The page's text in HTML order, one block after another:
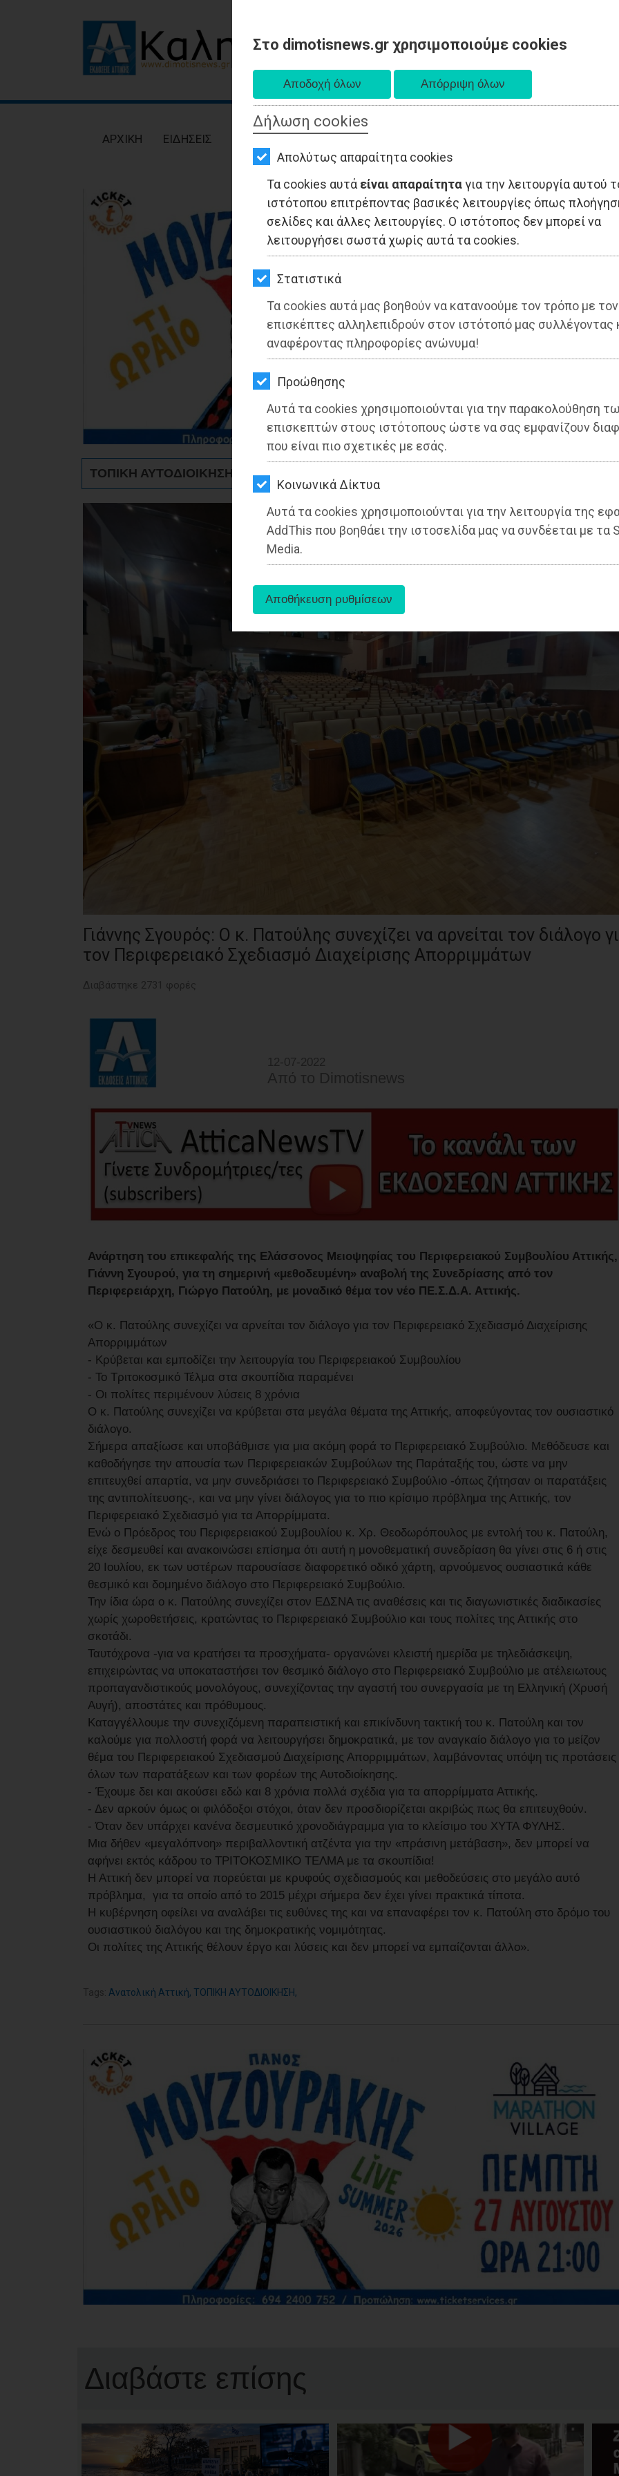
Στο dimotisnews.gr χρησιμοποιούμε cookies
Δήλωση cookies
Απολύτως απαραίτητα cookies
Τα cookies αυτά είναι απαραίτηταγια την λειτουργία αυτού
ιστότοπου επιτρέποντας βασικές λειτουργίες όπως
σελίδες και άλλες λειτουργίες. Ο ιστότοπος δεν μπορεί να
λειτουργήσει σωστά χωρίς αυτά τα cookies.
Στατιστικά
Τα cookies αυτά μας βοηθούν να κατανοούμε τον τρόπο με τον
επισκέπτες αλληλεπιδρούν στον ιστότοπό μας συλλέγοντας
αναφέροντας πληροφορίες ανώνυμα!
Προώθησης
Αυτά τα cookies χρησιμοποιούνται για την παρακολούθηση
επισκεπτών στους ιστότοπους ώστε να σας εμφανίζουν
που είναι πιο σχετικές με εσάς.
Kοινωνικά Δίκτυα
Αυτά τα cookies χρησιμοποιούνται για την λειτουργία της
AddThis που βοηθάει την ιστοσελίδα μας να συνδέεται με τα
Media.
ΕΙΔΗΣΕΙΣ
ΟΙΚΟΝΟΜΙΑ
ΑΘΛΗΤΙΣΜΟΣ
ΕΞΟΔΟΣ
ΠΕΡΙΒΑΛΛΟΝ
ΚΑΤΟΙΚΙΔΙΟ
ΕΦΗΜΕΡΙΔΕΣ
OΔΗΓΟΣ
ΑΠΟΣΤΟΛΗ
AΡΧΙΚΗ ΕΙΔΗΣΕΙΣ
ΤΟΠΙΚΗ ΑΥΤΟΔΙΟΙΚΗΣΗ - Ανατολική Αττική
Γιάννης Σγουρός: Ο κ. Πατούλης συνεχίζει να αρνείται τον διάλογο
τον Περιφερειακό Σχεδιασμό Διαχείρισης Απορριμμάτων
Διαβάστηκε 2731 φορές
12-07-2022
Από τo Dimotisnews
Ανάρτηση του επικεφαλής της Ελάσσονος Μειοψηφίας του Περιφερειακού Συμβουλίου Αττικής,
Γιάννη Σγουρού, για τη σημερινή «μεθοδευμένη» αναβολή της Συνεδρίασης από τον
Περιφερειάρχη, Γιώργο Πατούλη, με μοναδικό θέμα τον νέο ΠΕ.Σ.Δ.Α. Αττικής.
«Ο κ. Πατούλης συνεχίζει να αρνείται τον διάλογο για τον Περιφερειακό Σχεδιασμό Διαχείρισης
Απορριμμάτων
- Κρύβεται και εμποδίζει την λειτουργία του Περιφερειακού Συμβουλίου
- Το Τριτοκοσμικό Τέλμα στα σκουπίδια παραμένει
- Οι πολίτες περιμένουν λύσεις 8 χρόνια
Ο κ. Πατούλης συνεχίζει να κρύβεται στα μεγάλα θέματα της Αττικής, αποφεύγοντας τον ουσιαστικό
διάλογο.
Σήμερα απαξίωσε και υποβάθμισε για μια ακόμη φορά το Περιφερειακό Συμβούλιο. Μεθόδευσε και
καθοδήγησε την απουσία των Περιφερειακών Συμβούλων της Παράταξής του, ώστε να μην
επιτευχθεί απαρτία, να μην συνεδριάσει το Περιφερειακό Συμβούλιο -όπως ζήτησαν οι παρατάξεις
της αντιπολίτευσης-, και να μην γίνει διάλογος για το πιο κρίσιμο πρόβλημα της Αττικής, τον
Περιφερειακό Σχεδιασμό για τα Απορρίμματα.
Ενώ ο Πρόεδρος του Περιφερειακού Συμβουλίου κ. Χρ. Θεοδωρόπουλος με εντολή του κ. Πατούλη,
είχε δεσμευθεί και ανακοινώσει επίσημα ότι αυτή η μονοθεματική συνεδρίαση θα γίνει στις 6 ή στις
20 Ιουλίου, εκ των υστέρων παρουσίασε διαφορετικό οδικό χάρτη, αρνούμενος ουσιαστικά κάθε
θεσμικό και δομημένο διάλογο στο Περιφερειακό Συμβούλιο.
Την ίδια ώρα ο κ. Πατούλης συνεχίζει στον ΕΔΣΝΑ τις αναθέσεις και τις διαγωνιστικές διαδικασίες
χωρίς χωροθετήσεις, κρατώντας το Περιφερειακό Συμβούλιο και τους πολίτες της Αττικής στο
σκοτάδι.
Ταυτόχρονα -για να κρατήσει τα προσχήματα- οργανώνει κλειστή ημερίδα με τηλεδιάσκεψη,
επιχειρώντας να υποκαταστήσει τον θεσμικό διάλογο στο Περιφερειακό Συμβούλιο με ατέλειωτους
προπαγανδιστικούς μονολόγους, συνεχίζοντας την αγαστή του συνεργασία με τη Ελληνική (Χρυσή
Αυγή), αποστάτες και πρόθυμους.
Καταγγέλλουμε την συνεχιζόμενη παραπειστική και επικίνδυνη τακτική του κ. Πατούλη και τον
καλούμε για πολλοστή φορά να λειτουργήσει δημοκρατικά, με τον αναγκαίο διάλογο για το μείζον
θέμα του Περιφερειακού Σχεδιασμού Διαχείρισης Απορριμμάτων, λαμβάνοντας υπόψη τις προτάσεις
όλων των παρατάξεων και των φορέων της Αυτοδιοίκησης.
- Έχουμε δει και ακούσει εδώ και 8 χρόνια πολλά σχέδια για τα απορρίμματα Αττικής.
- Δεν αρκούν όμως οι φιλόδοξοι στόχοι, όταν δεν προσδιορίζεται ακριβώς πως θα επιτευχθούν.
- Όταν δεν υπάρχει κανένα δεσμευτικό χρονοδιάγραμμα για το κλείσιμο του ΧΥΤΑ ΦΥΛΗΣ.
Μια δήθεν «μεγαλόπνοη» περιβαλλοντική ατζέντα για την «πράσινη μετάβαση», δεν μπορεί να
αφήνει εκτός κάδρου το ΤΡΙΤΟΚΟΣΜΙΚΟ ΤΕΛΜΑ με τα σκουπίδια!
Η Αττική δεν μπορεί να πορεύεται με κρυφούς σχεδιασμούς και μεθοδεύσεις στο μεγάλο αυτό
πρόβλημα, για τα οποίο από το 2015 μέχρι σήμερα δεν έχει γίνει πρακτικά τίποτα.
Η κυβέρνηση οφείλει να αναλάβει τις ευθύνες της και να επαναφέρει τον κ. Πατούλη στο δρόμο του
ουσιαστικού διαλόγου και της δημοκρατικής νομιμότητας.
Οι πολίτες της Αττικής θέλουν έργο και λύσεις και δεν μπορεί να εμπαίζονται άλλο».
Tags: Ανατολική Αττική, ΤΟΠΙΚΗ ΑΥΤΟΔΙΟΙΚΗΣΗ,
Διαβάστε επίσης